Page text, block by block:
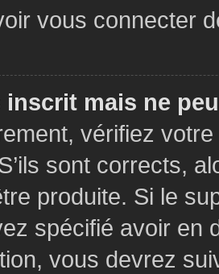
vous connecter
inscrit mais ne
vérifiez
sont corrects,
produite. Si le
spécifié avoir en
vous devrez